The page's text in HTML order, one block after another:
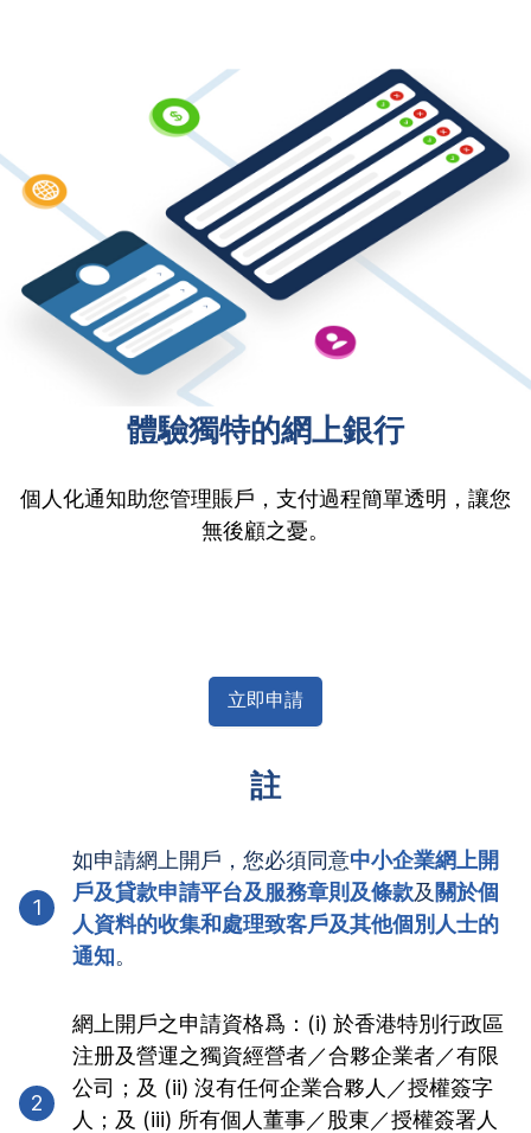
體驗獨特的網上銀行
個人化通知助您管理賬戶，支付過程簡單透明，讓您
無後顧之憂。
立即申請
註
1
如申請網上開戶，您必須同意中小企業網上開
戶及貸款申請平台及服務章則及條款及 關於個
人資料的收集和處理致客戶及其他個別人士的
通知。
2
網上開戶之申請資格爲：(i) 於香港特別行政區
注册及營運之獨資經營者／合夥企業者／有限
公司；及 (ii) 沒有任何企業合夥人／授權簽字
人；及 (iii) 所有個人董事／股東／授權簽署人